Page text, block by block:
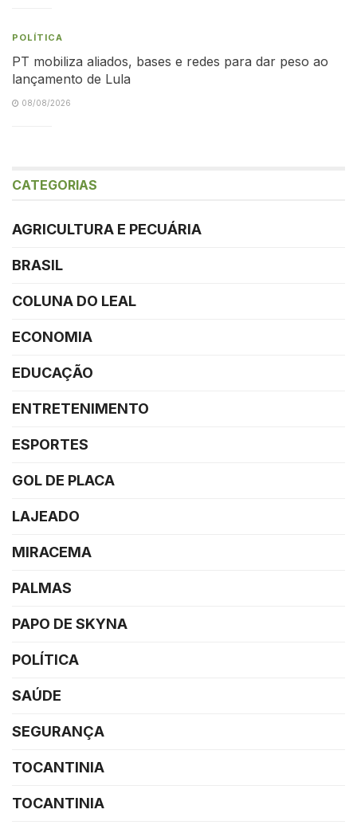
POLÍTICA
PT mobiliza aliados, bases e redes para dar peso ao
lançamento de Lula
08/08/2026
CATEGORIAS
AGRICULTURA E PECUÁRIA
BRASIL
COLUNA DO LEAL
ECONOMIA
EDUCAÇÃO
ENTRETENIMENTO
ESPORTES
GOL DE PLACA
LAJEADO
MIRACEMA
PALMAS
PAPO DE SKYNA
POLÍTICA
SAÚDE
SEGURANÇA
TOCANTINIA
TOCANTINIA